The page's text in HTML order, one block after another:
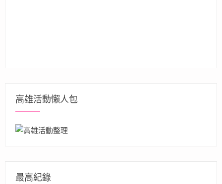
高雄活動懶人包
最高紀錄